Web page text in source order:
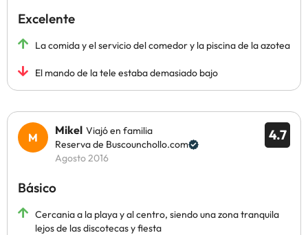
Excelente
La comida y el servicio del comedor y la piscina de la azotea
El mando de la tele estaba demasiado bajo
4.7
Mikel Viajó en familia
Reserva de Buscounchollo.com
Agosto 2016
Básico
Cercania a la playa y al centro, siendo una zona tranquila
lejos de las discotecas y fiesta